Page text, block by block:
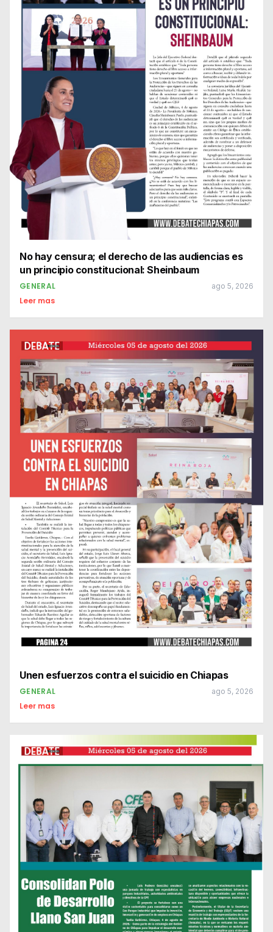
No hay censura; el derecho de las audiencias es
un principio constitucional: Sheinbaum
GENERAL ago 5, 2026
Leer mas
Unen esfuerzos contra el suicidio en Chiapas
GENERAL ago 5, 2026
Leer mas